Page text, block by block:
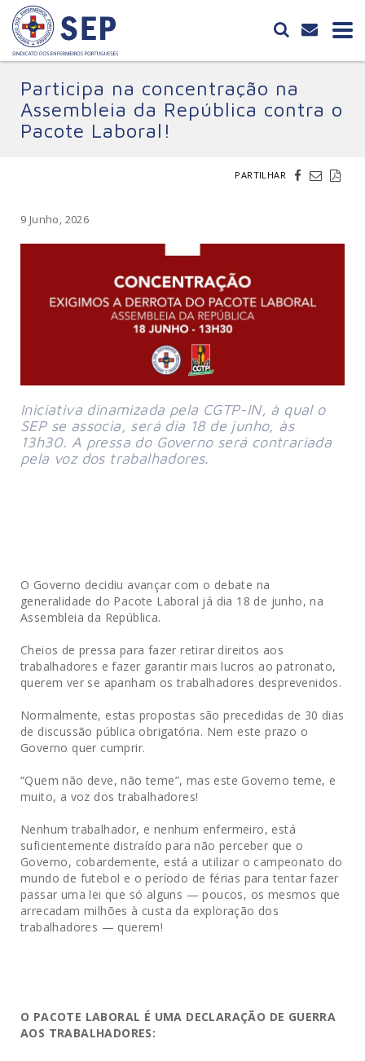
Participa na concentração na
Assembleia da República contra o
Pacote Laboral!
PARTILHAR
9 Junho, 2026
Iniciativa dinamizada pela CGTP-IN, à qual o
SEP se associa, será dia 18 de junho, às
13h30. A pressa do Governo será contrariada
pela voz dos trabalhadores.
O Governo decidiu avançar com o debate na
generalidade do Pacote Laboral já dia 18 de junho, na
Assembleia da República.
Cheios de pressa para fazer retirar direitos aos
trabalhadores e fazer garantir mais lucros ao patronato,
querem ver se apanham os trabalhadores desprevenidos.
Normalmente, estas propostas são precedidas de 30 dias
de discussão pública obrigatória. Nem este prazo o
Governo quer cumprir.
“Quem não deve, não teme”, mas este Governo teme, e
muito, a voz dos trabalhadores!
Nenhum trabalhador, e nenhum enfermeiro, está
suficientemente distraído para não perceber que o
Governo, cobardemente, está a utilizar o campeonato do
mundo de futebol e o período de férias para tentar fazer
passar uma lei que só alguns — poucos, os mesmos que
arrecadam milhões à custa da exploração dos
trabalhadores — querem!
O PACOTE LABORAL É UMA DECLARAÇÃO DE GUERRA
AOS TRABALHADORES: